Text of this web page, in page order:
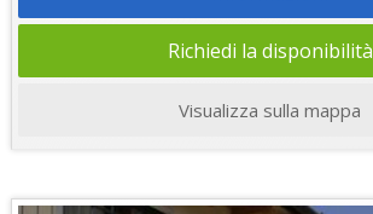
Richiedi la disponibilità
Visualizza sulla mappa